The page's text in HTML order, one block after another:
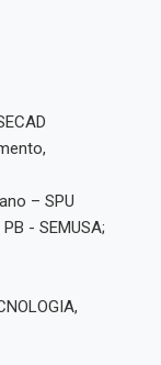
– SPU
- SEMUSA;